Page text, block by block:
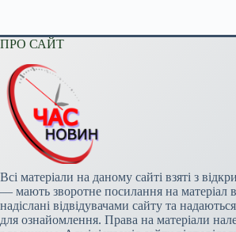
ПРО САЙТ
Всі матеріали на даному сайті взяті з
— мають зворотне посилання на матеріал в
надіслані відвідувачами сайту та
для ознайомлення. Права на матеріали